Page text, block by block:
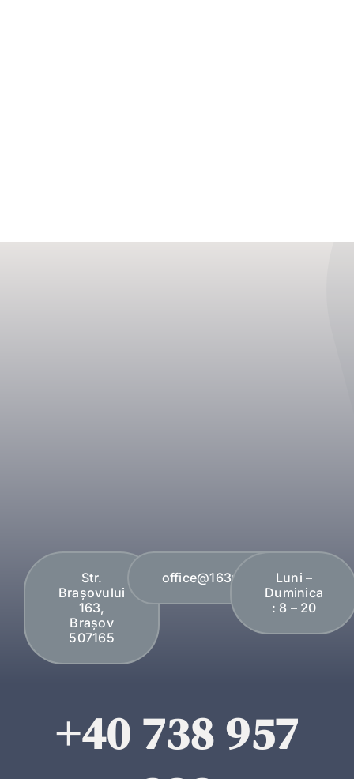
Str.
Brașovului
163,
Brașov
507165
office@163plopi.roLuni –
Duminica
: 8 – 20
+40 738 957